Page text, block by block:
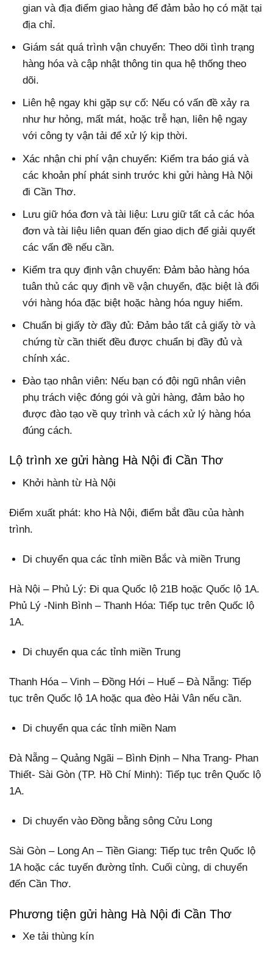
gian và địa điểm giao hàng để đảm bảo họ có mặt tại
địa chỉ.
Giám sát quá trình vận chuyển: Theo dõi tình trạng
hàng hóa và cập nhật thông tin qua hệ thống theo
dõi.
Liên hệ ngay khi gặp sự cố: Nếu có vấn đề xảy ra
như hư hỏng, mất mát, hoặc trễ hạn, liên hệ ngay
với công ty vận tải để xử lý kịp thời.
Xác nhận chi phí vận chuyển: Kiểm tra báo giá và
các khoản phí phát sinh trước khi gửi hàng Hà Nội
đi Cần Thơ.
Lưu giữ hóa đơn và tài liệu: Lưu giữ tất cả các hóa
đơn và tài liệu liên quan đến giao dịch để giải quyết
các vấn đề nếu cần.
Kiểm tra quy định vận chuyển: Đảm bảo hàng hóa
tuân thủ các quy định về vận chuyển, đặc biệt là đối
với hàng hóa đặc biệt hoặc hàng hóa nguy hiểm.
Chuẩn bị giấy tờ đầy đủ: Đảm bảo tất cả giấy tờ và
chứng từ cần thiết đều được chuẩn bị đầy đủ và
chính xác.
Đào tạo nhân viên: Nếu bạn có đội ngũ nhân viên
phụ trách việc đóng gói và gửi hàng, đảm bảo họ
được đào tạo về quy trình và cách xử lý hàng hóa
đúng cách.
Lộ trình xe gửi hàng Hà Nội đi Cần Thơ
Khởi hành từ Hà Nội
Điểm xuất phát: kho Hà Nội, điểm bắt đầu của hành
trình.
Di chuyển qua các tỉnh miền Bắc và miền Trung
Hà Nội – Phủ Lý: Đi qua Quốc lộ 21B hoặc Quốc lộ 1A.
Phủ Lý -Ninh Bình – Thanh Hóa: Tiếp tục trên Quốc lộ
1A.
Di chuyển qua các tỉnh miền Trung
Thanh Hóa – Vinh – Đồng Hới – Huế – Đà Nẵng: Tiếp
tục trên Quốc lộ 1A hoặc qua đèo Hải Vân nếu cần.
Di chuyển qua các tỉnh miền Nam
Đà Nẵng – Quảng Ngãi – Bình Định – Nha Trang- Phan
Thiết- Sài Gòn (TP. Hồ Chí Minh): Tiếp tục trên Quốc lộ
1A.
Di chuyển vào Đồng bằng sông Cửu Long
Sài Gòn – Long An – Tiền Giang: Tiếp tục trên Quốc lộ
1A hoặc các tuyến đường tỉnh. Cuối cùng, di chuyển
đến Cần Thơ.
Phương tiện gửi hàng Hà Nội đi Cần Thơ
Xe tải thùng kín